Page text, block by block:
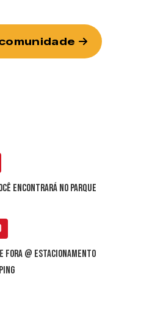
encontrará no parque
Fora @ estacionamento